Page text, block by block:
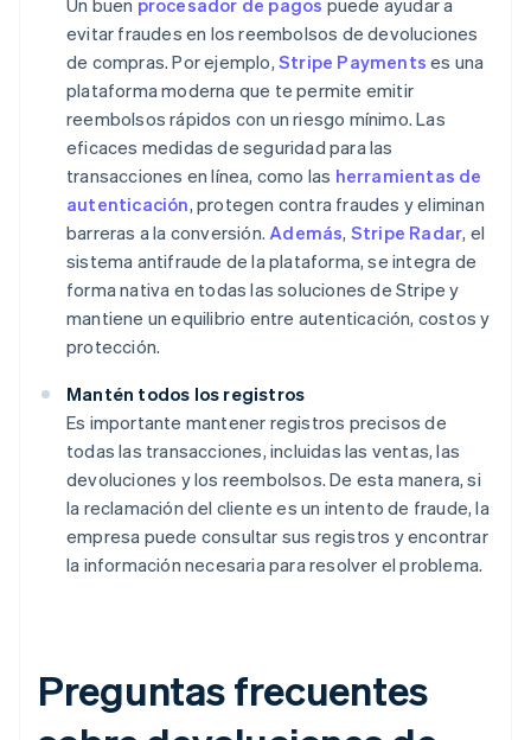
Un buen procesador de pagos puede ayudar a
evitar fraudes en los reembolsos de devoluciones
de compras. Por ejemplo, Stripe Payments es una
plataforma moderna que te permite emitir
reembolsos rápidos con un riesgo mínimo. Las
eficaces medidas de seguridad para las
transacciones en línea, como las herramientas de
autenticación, protegen contra fraudes y eliminan
barreras a la conversión.Además, Stripe Radar, el
sistema antifraude de la plataforma, se integra de
forma nativa en todas las soluciones de Stripe y
mantiene un equilibrio entre autenticación, costos y
protección.
Mantén todos los registros
Es importante mantener registros precisos de
todas las transacciones, incluidas las ventas, las
devoluciones y los reembolsos. De esta manera, si
la reclamación del cliente es un intento de fraude, la
empresa puede consultar sus registros y encontrar
la información necesaria para resolver el problema.
Preguntas frecuentes